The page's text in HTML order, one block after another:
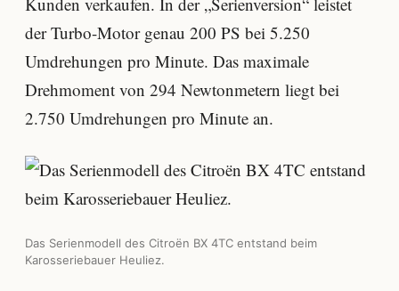
der Turbo-Motor genau 200 PS bei 5.250
Umdrehungen pro Minute. Das maximale
Drehmoment von 294 Newtonmetern liegt bei
2.750 Umdrehungen pro Minute an.
Das Serienmodell des Citroën BX 4TC entstand beim
Karosseriebauer Heuliez.